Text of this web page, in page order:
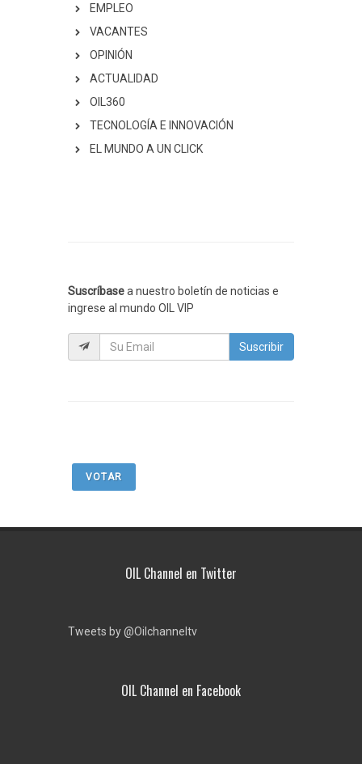
EMPLEO
VACANTES
OPINIÓN
ACTUALIDAD
OIL360
TECNOLOGÍA E INNOVACIÓN
EL MUNDO A UN CLICK
Suscríbasea nuestro boletín de noticias e
ingrese al mundo OIL VIP
Suscribir
VOTAR
OIL Channel en Twitter
Tweets by @Oilchanneltv
OIL Channel en Facebook